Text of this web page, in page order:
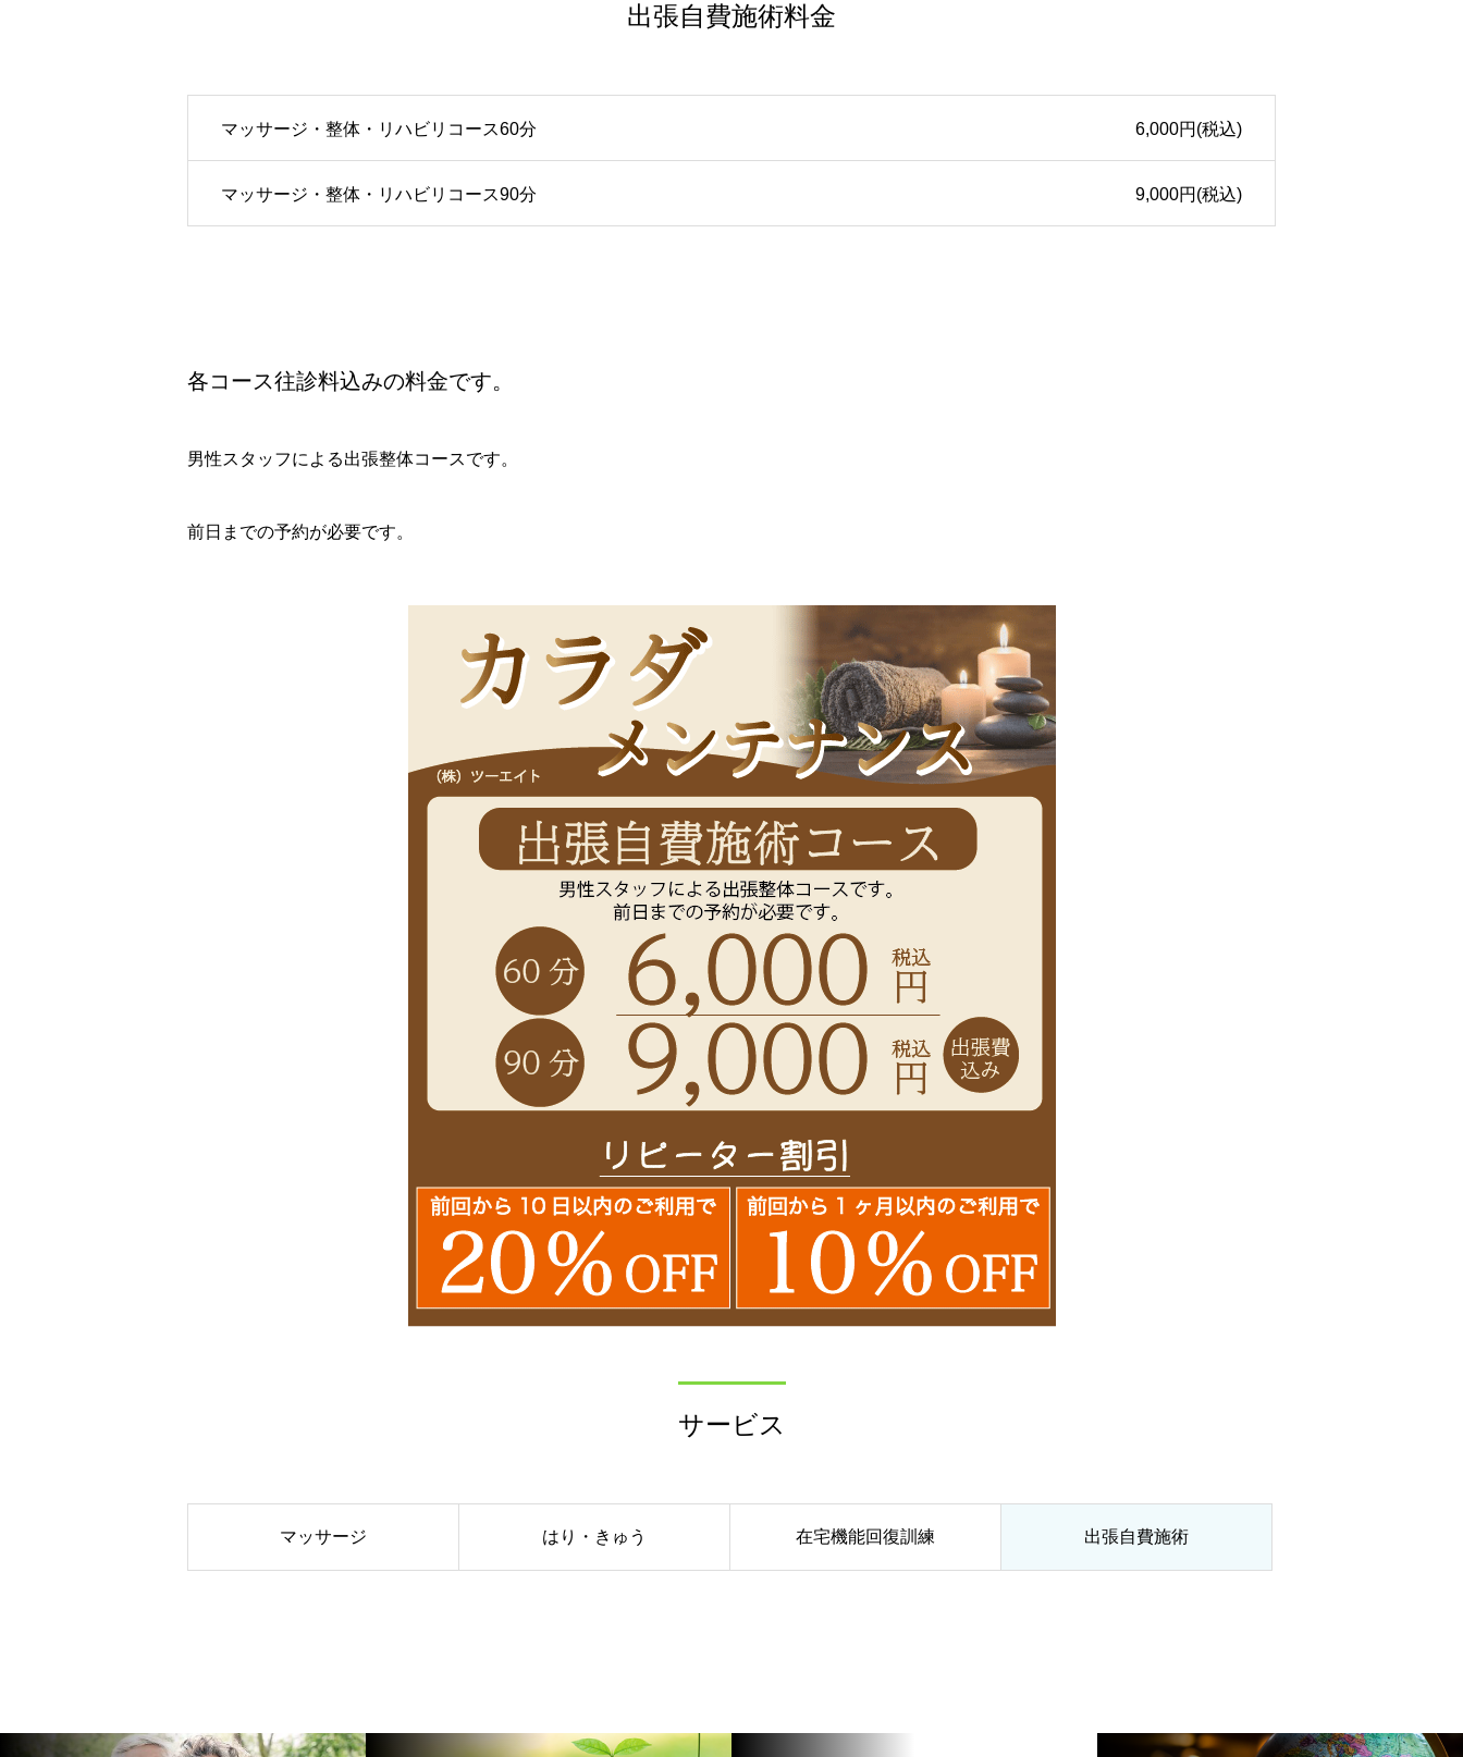
出張自費施術料金
マッサージ・整体・リハビリコース60分 6,000円(税込)
マッサージ・整体・リハビリコース90分 9,000円(税込)
各コース往診料込みの料金です。
男性スタッフによる出張整体コースです。
前日までの予約が必要です。
サービス
マッサージ はり・きゅう 在宅機能回復訓練 出張自費施術